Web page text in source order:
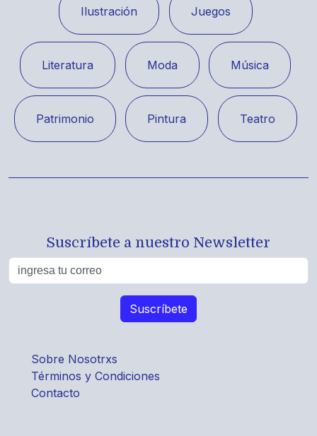
Ilustración Juegos
Literatura Moda Música
Patrimonio Pintura Teatro
Suscríbete a nuestro Newsletter
Sobre Nosotrxs
Términos y Condiciones
Contacto